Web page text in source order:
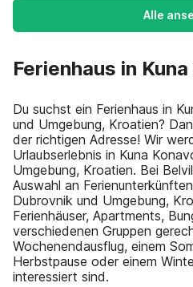
Alle
Ferienhaus in
Du suchst ein Ferienhaus in
und Umgebung, Kroatien?
der richtigen Adresse! Wir
Urlaubserlebnis in Kuna
Umgebung, Kroatien. Bei
Auswahl an
Dubrovnik und Umgebung,
Ferienhäuser, Apartments,
verschiedenen Gruppen
Wochenendausflug, einem
Herbstpause oder einem
interessiert sind.